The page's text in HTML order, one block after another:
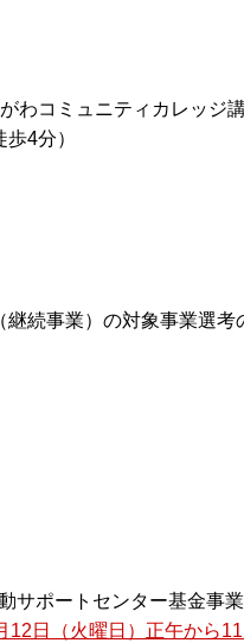
わコミュニティカレッジ
4分）
続事業）の対象事業選
サポートセンター基金事
12日（火曜日）正午から